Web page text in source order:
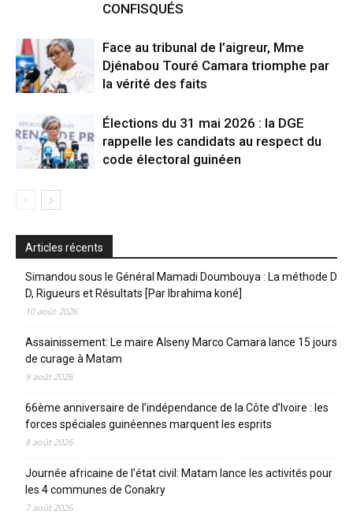
CONFISQUÉS
Face au tribunal de l’aigreur, Mme
Djénabou Touré Camara triomphe par
la vérité des faits
Élections du 31 mai 2026 : la DGE
rappelle les candidats au respect du
code électoral guinéen
Articles récents
Simandou sous le Général Mamadi Doumbouya : La méthode D
D, Rigueurs et Résultats [Par Ibrahima koné]
10 août 2026
Assainissement: Le maire Alseny Marco Camara lance 15 jours
de curage à Matam
9 août 2026
66ème anniversaire de l’indépendance de la Côte d’Ivoire : les
forces spéciales guinéennes marquent les esprits
8 août 2026
Journée africaine de l’état civil: Matam lance les activités pour
les 4 communes de Conakry
7 août 2026